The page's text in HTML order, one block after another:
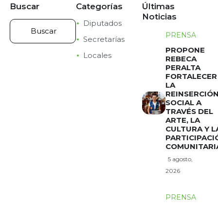
Buscar Categorías
Diputados
Secretarías
Locales
Últimas
Noticias
PRENSA
PROPONE
REBECA
PERALTA
FORTALECER
LA
SOCIAL A
TRAVÉS DEL
ARTE, LA
CULTURA Y
5 agosto,
2026
PRENSA